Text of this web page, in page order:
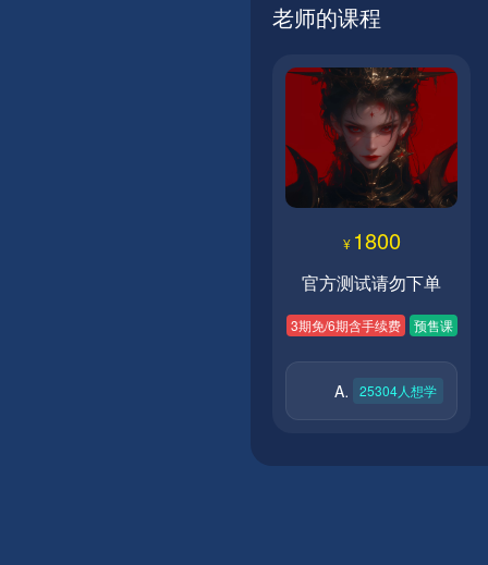
老师的课程
¥ 1800
官方测试请勿下单
3期免/6期含手续费 预售课
AUGIC 25304人想学